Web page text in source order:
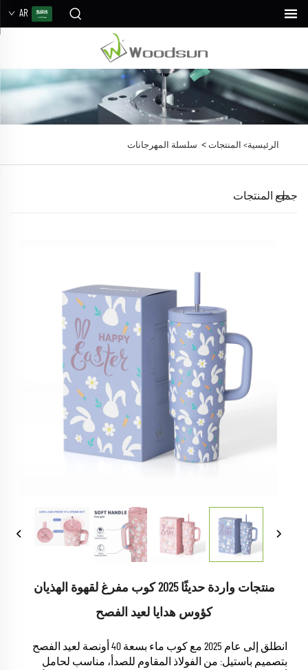
AR
الرئيسية> المنتجات> سلسلة المهرجانات
جميع المنتجات
منتجات واردة حديثًا 2025 كوب مفرغ لقهوة الهذيان
كؤوس هدايا لعيد الفصح
انطلق إلى عام 2025 مع كوب ماء بسعة 40 أونصة لعيد الفصح
بتصميم باستيل: من الفولاذ المقاوم للصدأ، مناسب لحامل